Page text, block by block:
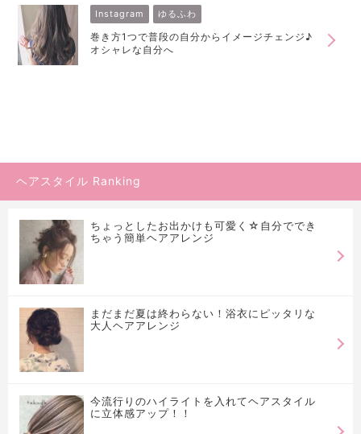
Instagram ゆるふわ
巻き方1つで普段の自分からイメージチェンジ♪
オシャレな自分へ
ヘアスタイル Ranking
ちょっとしたお出かけも可愛く☆自分ででき
ちゃう簡単ヘアアレンジ
まだまだ夏は終わらない！浴衣にピッタリな
大人ヘアアレンジ
今流行りのハイライトを入れてヘアスタイル
に立体感アップ！！